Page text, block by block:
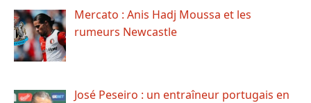
Mercato : Anis Hadj Moussa et les
rumeurs Newcastle
José Peseiro : un entraîneur portugais en